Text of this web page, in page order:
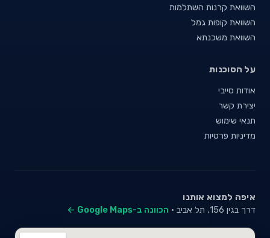
השוואת קרנות השתלמות
השוואת קופות גמל
השוואת משכנתא
על הסוכנות
אודות סייבי
יצירת קשר
תנאי שימוש
מדיניות פרטיות
איפה למצוא אותנו
דרך בגין 156, תל אביב · הכוונה ב-Google Maps ←